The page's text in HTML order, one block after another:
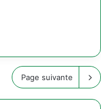
Page suivante